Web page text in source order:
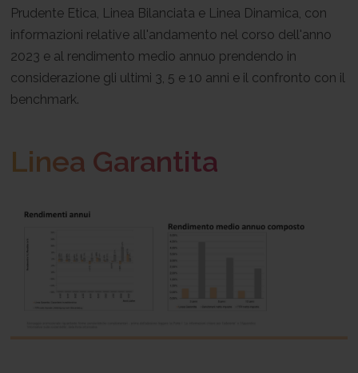
Prudente Etica, Linea Bilanciata e Linea Dinamica, con
informazioni relative all'andamento nel corso dell'anno
2023 e al rendimento medio annuo prendendo in
considerazione gli ultimi 3, 5 e 10 anni e il confronto con il
benchmark.
Linea Garantita